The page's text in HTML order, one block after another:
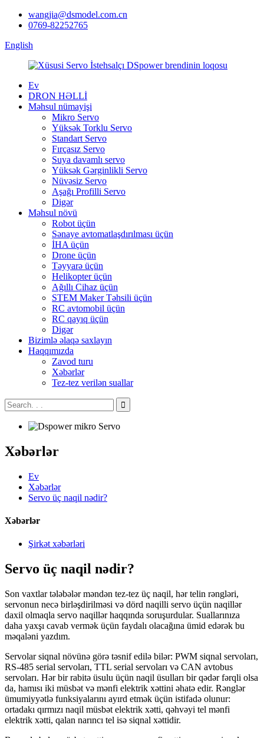
wangjia@dsmodel.com.cn
0769-82252765
English
Ev
DRON HƏLLİ
Məhsul nümayişi
Mikro Servo
Yüksək Torklu Servo
Standart Servo
Fırçasız Servo
Suya davamlı servo
Yüksək Gərginlikli Servo
Nüvəsiz Servo
Aşağı Profilli Servo
Digər
Məhsul növü
Robot üçün
Sənaye avtomatlaşdırılması üçün
İHA üçün
Drone üçün
Təyyarə üçün
Helikopter üçün
Ağıllı Cihaz üçün
STEM Maker Təhsili üçün
RC avtomobil üçün
RC qayıq üçün
Digər
Bizimlə əlaqə saxlayın
Haqqımızda
Zavod turu
Xəbərlər
Tez-tez verilən suallar
Xəbərlər
Ev
Xəbərlər
Servo üç naqil nədir?
Xəbərlər
Şirkət xəbərləri
Servo üç naqil nədir?
Son vaxtlar tələbələr məndən tez-tez üç naqil, hər telin rəngləri,
servonun necə birləşdirilməsi və dörd naqilli servo üçün naqillər
daxil olmaqla servo naqillər haqqında soruşurdular. Suallarınıza
daha yaxşı cavab vermək üçün faydalı olacağına ümid edərək bu
məqaləni yazdım.
Servolar siqnal növünə görə təsnif edilə bilər: PWM siqnal servoları,
RS-485 serial servoları, TTL serial servoları və CAN avtobus
servoları. Hər bir rabitə üsulu üçün naqil üsulları bir qədər fərqli olsa
da, hamısı iki müsbət və mənfi elektrik xəttini əhatə edir. Rənglər
ümumiyyətlə funksiyalarını ayırd etmək üçün istifadə olunur:
ortadakı qırmızı naqil müsbət elektrik xətti, qəhvəyi tel mənfi
elektrik xətti, qalan narıncı tel isə siqnal xəttidir.